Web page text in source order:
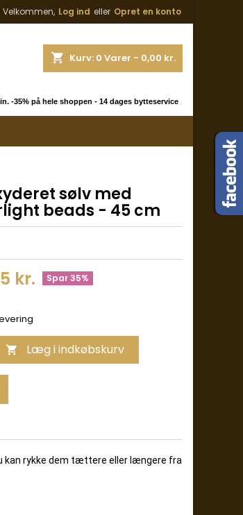
Velkommen, Log ind eller Opret en konto
shopping_cart Kurv: 0 Varer - 0,00 kr.
35% på hele shoppen - 14 dages bytteservice
sølv med
beads - 45 cm
kr. Spar 35%
 Læg i indkøbskurv
kan rykke dem tættere eller længere fra